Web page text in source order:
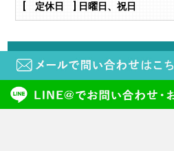
[ 定休日 ] 日曜日、祝日
copyright (c) 鍵と電気錠の通販サイト